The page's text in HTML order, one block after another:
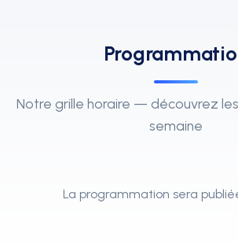
Notre grille horaire — découvrez
semaine
La programmation sera